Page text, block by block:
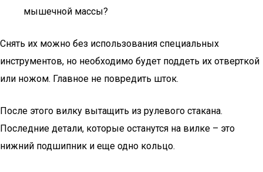
мышечной массы?
Снять их можно без использования специальных
инструментов, но необходимо будет поддеть их отверткой
или ножом. Главное не повредить шток.
После этого вилку вытащить из рулевого стакана.
Последние детали, которые останутся на вилке – это
нижний подшипник и еще одно кольцо.